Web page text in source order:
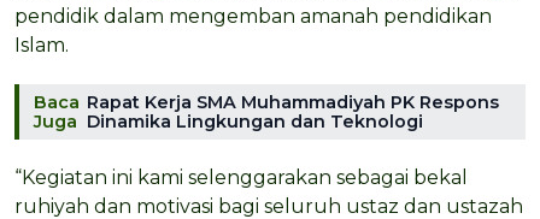
pendidik dalam mengemban amanah pendidikan
Islam.
Baca
Juga
Rapat Kerja SMA Muhammadiyah PK Respons
Dinamika Lingkungan dan Teknologi
“Kegiatan ini kami selenggarakan sebagai bekal
ruhiyah dan motivasi bagi seluruh ustaz dan ustazah